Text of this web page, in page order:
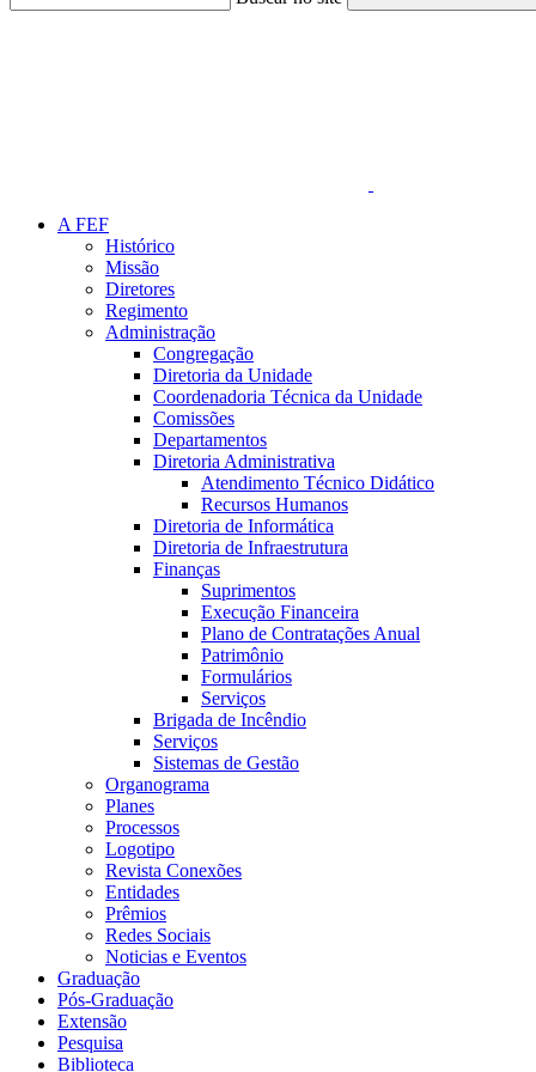
A FEF
Histórico
Missão
Diretores
Regimento
Administração
Congregação
Diretoria da Unidade
Coordenadoria Técnica da Unidade
Comissões
Departamentos
Diretoria Administrativa
Atendimento Técnico Didático
Recursos Humanos
Diretoria de Informática
Diretoria de Infraestrutura
Finanças
Suprimentos
Execução Financeira
Plano de Contratações Anual
Patrimônio
Formulários
Serviços
Brigada de Incêndio
Serviços
Sistemas de Gestão
Organograma
Planes
Processos
Logotipo
Revista Conexões
Entidades
Prêmios
Redes Sociais
Noticias e Eventos
Graduação
Pós-Graduação
Extensão
Pesquisa
Biblioteca